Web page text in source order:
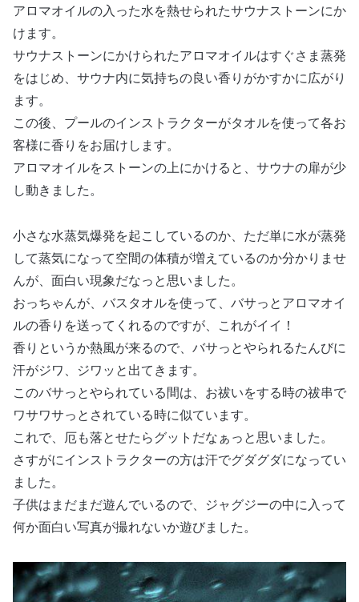
アロマオイルの入った水を熱せられたサウナストーンにか
けます。
サウナストーンにかけられたアロマオイルはすぐさま蒸発
をはじめ、サウナ内に気持ちの良い香りがかすかに広がり
ます。
この後、プールのインストラクターがタオルを使って各お
客様に香りをお届けします。
アロマオイルをストーンの上にかけると、サウナの扉が少
し動きました。
小さな水蒸気爆発を起こしているのか、ただ単に水が蒸発
して蒸気になって空間の体積が増えているのか分かりませ
んが、面白い現象だなっと思いました。
おっちゃんが、バスタオルを使って、バサっとアロマオイ
ルの香りを送ってくれるのですが、これがイイ！
香りというか熱風が来るので、バサっとやられるたんびに
汗がジワ、ジワッと出てきます。
このバサっとやられている間は、お祓いをする時の祓串で
ワサワサっとされている時に似ています。
これで、厄も落とせたらグットだなぁっと思いました。
さすがにインストラクターの方は汗でグダグダになってい
ました。
子供はまだまだ遊んでいるので、ジャグジーの中に入って
何か面白い写真が撮れないか遊びました。